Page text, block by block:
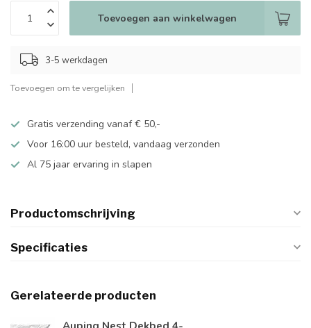
Toevoegen aan winkelwagen
3-5 werkdagen
Toevoegen om te vergelijken
Gratis verzending vanaf € 50,-
Voor 16:00 uur besteld, vandaag verzonden
Al 75 jaar ervaring in slapen
Productomschrijving
Specificaties
Gerelateerde producten